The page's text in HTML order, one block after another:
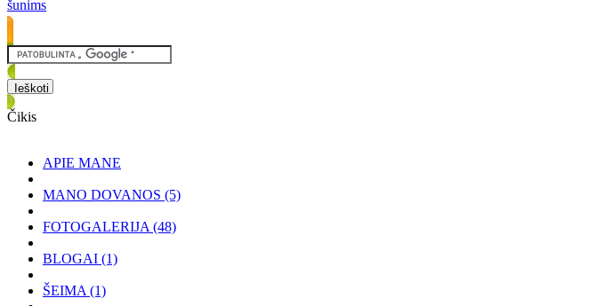
šunims
Čikis
APIE MANE
MANO DOVANOS (5)
FOTOGALERIJA (48)
BLOGAI (1)
ŠEIMA (1)